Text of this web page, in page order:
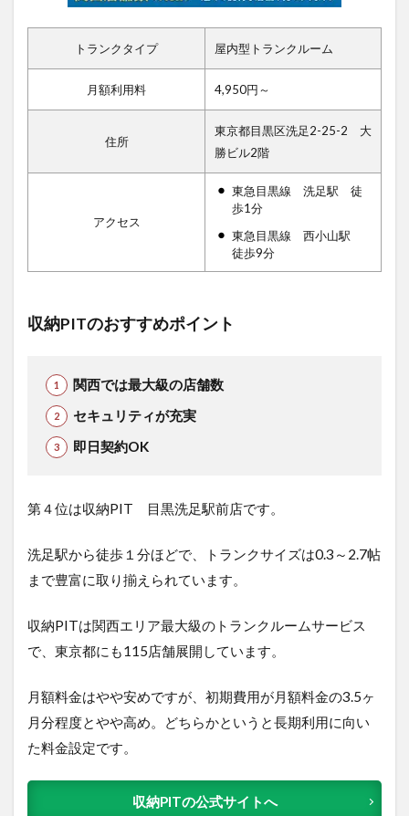
トランクタイプ 屋内型トランクルーム
月額利用料 4,950円～
住所
東京都目黒区洗足2-25-2 大
勝ビル2階
アクセス
東急目黒線 洗足駅 徒
歩1分
東急目黒線 西小山駅
徒歩9分
収納PITのおすすめポイント
関西では最大級の店舗数
セキュリティが充実
即日契約OK
第４位は収納PIT 目黒洗足駅前店です。
洗足駅から徒歩１分ほどで、トランクサイズは0.3～2.7帖
まで豊富に取り揃えられています。
収納PITは関西エリア最大級のトランクルームサービス
で、東京都にも115店舗展開しています。
月額料金はやや安めですが、初期費用が月額料金の3.5ヶ
月分程度とやや高め。どちらかというと長期利用に向い
た料金設定です。
収納PITの公式サイトへ